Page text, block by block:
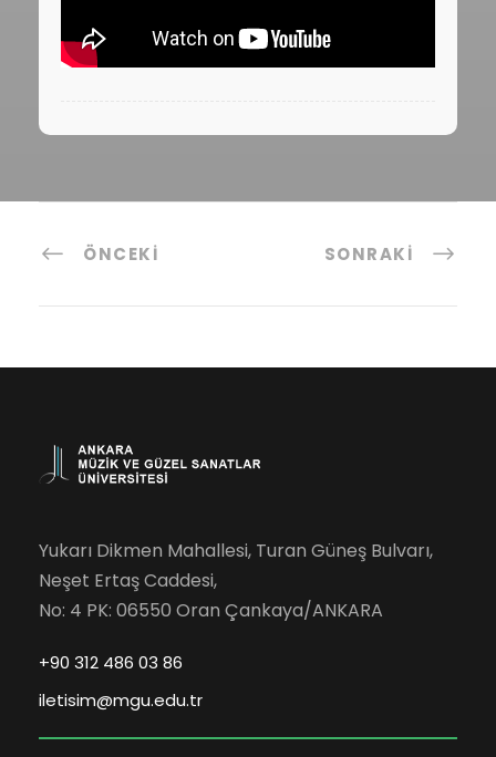
ÖNCEKI SONRAKI
Yukarı Dikmen Mahallesi, Turan Güneş Bulvarı,
Neşet Ertaş Caddesi,
No: 4 PK: 06550 Oran Çankaya/ANKARA
+90 312 486 03 86
iletisim@mgu.edu.tr